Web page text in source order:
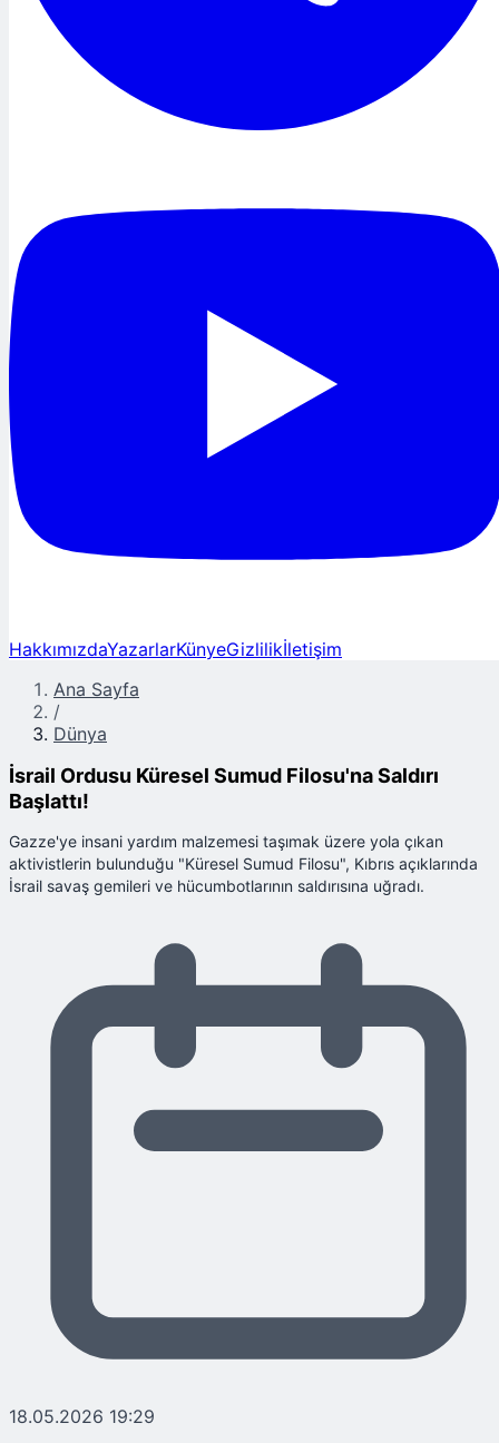
HakkımızdaYazarlarKünyeGizlilikİletişim
Ana Sayfa
/
Dünya
İsrail Ordusu Küresel Sumud Filosu'na Saldırı
Başlattı!
Gazze'ye insani yardım malzemesi taşımak üzere yola çıkan
aktivistlerin bulunduğu "Küresel Sumud Filosu", Kıbrıs açıklarında
İsrail savaş gemileri ve hücumbotlarının saldırısına uğradı.
18.05.2026 19:29